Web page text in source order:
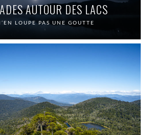
AUTOUR DES LACS
LOUPE PAS UNE GOUTTE